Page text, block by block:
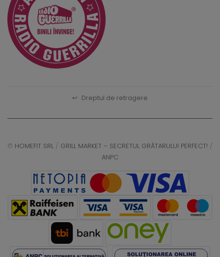
↩ Dreptul de retragere
© HOMEFIT SRL / GRILL MARKET – SECRETUL GRĂTARULUI PERFECT! /
ANPC